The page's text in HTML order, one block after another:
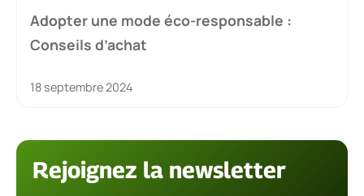
Adopter une mode éco-responsable :
Conseils d’achat
18 septembre 2024
Rejoignez la newsletter